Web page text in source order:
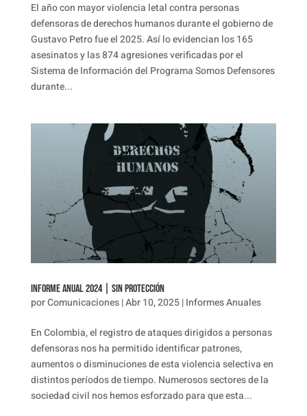
El año con mayor violencia letal contra personas
defensoras de derechos humanos durante el gobierno de
Gustavo Petro fue el 2025. Así lo evidencian los 165
asesinatos y las 874 agresiones verificadas por el
Sistema de Información del Programa Somos Defensores
durante...
Informe Anual 2024 | Sin protección
porComunicaciones|Abr 10, 2025|Informes Anuales
En Colombia, el registro de ataques dirigidos a personas
defensoras nos ha permitido identificar patrones,
aumentos o disminuciones de esta violencia selectiva en
distintos períodos de tiempo. Numerosos sectores de la
sociedad civil nos hemos esforzado para que esta...